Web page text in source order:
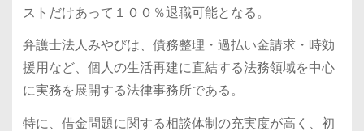
ストだけあって１００％退職可能となる。
弁護士法人みやびは、債務整理・過払い金請求・時効
援用など、個人の生活再建に直結する法務領域を中心
に実務を展開する法律事務所である。
特に、借金問題に関する相談体制の充実度が高く、初